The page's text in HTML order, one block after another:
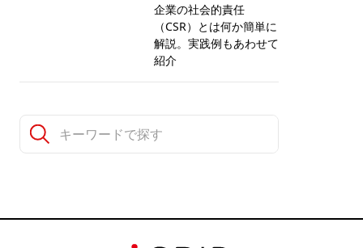
企業の社会的責任
（CSR）とは何か簡単に
解説。実践例もあわせて
紹介